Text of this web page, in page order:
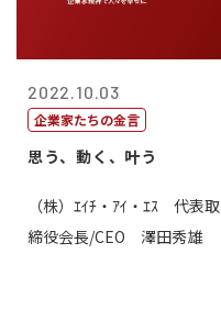
2022.10.03
企業家たちの金言
思う、動く、叶う
（株）ｴｲﾁ・ｱｲ・ｴｽ 代表取
締役会長/CEO 澤田秀雄